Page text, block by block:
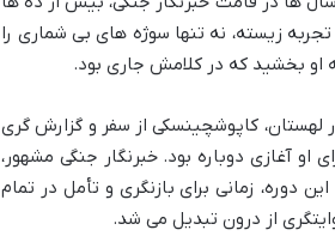
تجربه زیسته، نه تنها سوژه های بی شماری را
او بخشید که در کلامش جاری بود.
در لهستان، کاپوشچینسکی از سفر و گزارش گری
آغازی دوباره بود. خبرنگار جنگی مشهور،
دوره، زمانی برای بازنگری و تأمل در تمام
از درون تبدیل می شد.